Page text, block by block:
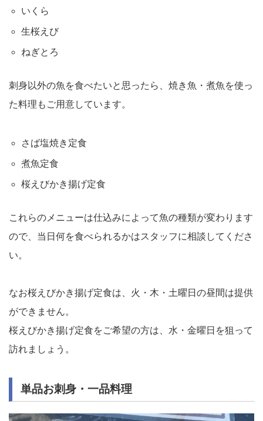
いくら
生桜えび
ねぎとろ
刺身以外の魚を食べたいと思ったら、焼き魚・煮魚を使っ
た料理もご用意しています。
さば塩焼き定食
煮魚定食
桜えびかき揚げ定食
これらのメニューは仕込みによって魚の種類が変わります
ので、当日何を食べられるかはスタッフに相談してくださ
い。
なお桜えびかき揚げ定食は、火・木・土曜日の昼間は提供
ができません。
桜えびかき揚げ定食をご希望の方は、水・金曜日を狙って
訪れましょう。
単品お刺身・一品料理